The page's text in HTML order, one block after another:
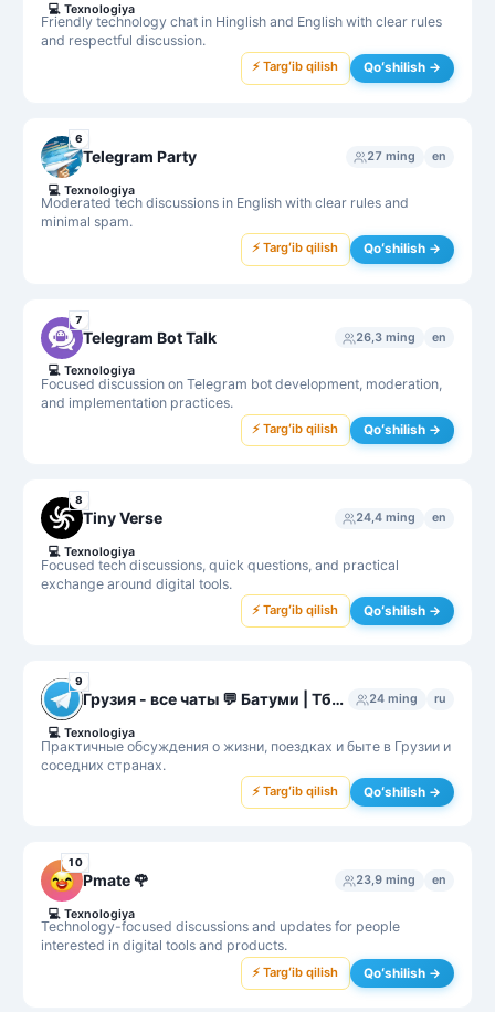
Friendly technology chat in Hinglish and English with clear rules
and respectful discussion.
💻 Texnologiya
⚡ Targʻib qilish Qoʻshilish →
6
Telegram Party 27 ming en
Moderated tech discussions in English with clear rules and
minimal spam.
💻 Texnologiya
⚡ Targʻib qilish Qoʻshilish →
7
Telegram Bot Talk 26,3 ming en
Focused discussion on Telegram bot development, moderation,
and implementation practices.
💻 Texnologiya
⚡ Targʻib qilish Qoʻshilish →
8
Tiny Verse 24,4 ming en
Focused tech discussions, quick questions, and practical
exchange around digital tools.
💻 Texnologiya
⚡ Targʻib qilish Qoʻshilish →
9
Грузия - все чаты 💬 Батуми | Тбилиси | Кутаиси 24 ming ru
Практичные обсуждения о жизни, поездках и быте в Грузии и
соседних странах.
💻 Texnologiya
⚡ Targʻib qilish Qoʻshilish →
10
Pmate 🌹 23,9 ming en
Technology-focused discussions and updates for people
interested in digital tools and products.
💻 Texnologiya
⚡ Targʻib qilish Qoʻshilish →